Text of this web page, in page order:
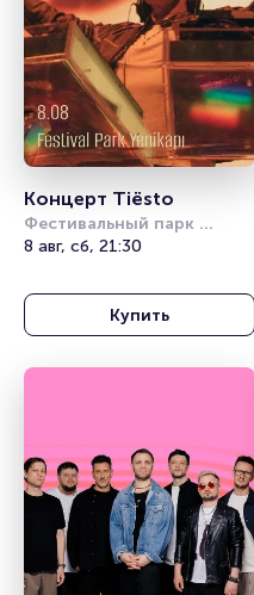
Концерт Tiësto
Фестивальный парк
Йеникапы (Festival Park
8 авг, сб, 21:30
Купить